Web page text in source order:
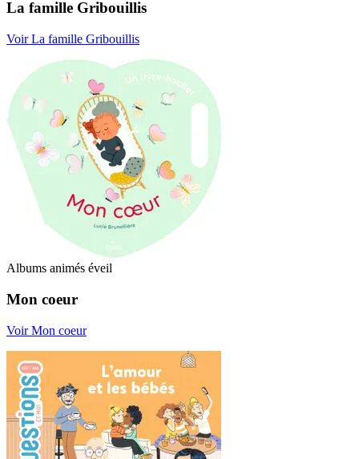
La famille Gribouillis
Voir La famille Gribouillis
Albums animés éveil
Mon coeur
Voir Mon coeur